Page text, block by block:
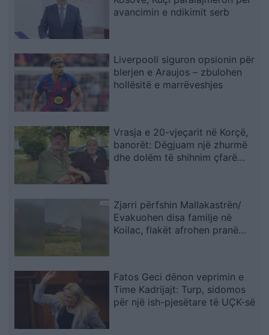
avancimin e ndikimit serb
Liverpooli siguron opsionin për
blerjen e Araujos – zbulohen
hollësitë e marrëveshjes
Vrasja e 20-vjeçarit në Korçë,
banorët: Dëgjuam një zhurmë
dhe dolëm të shihnim çfarë
Zjarri përfshin Mallakastrën/
Evakuohen disa familje në
Koilac, flakët afrohen pranë
Fatos Geci dënon veprimin e
Time Kadrijajt: Turp, sidomos
për një ish-pjesëtare të UÇK-së